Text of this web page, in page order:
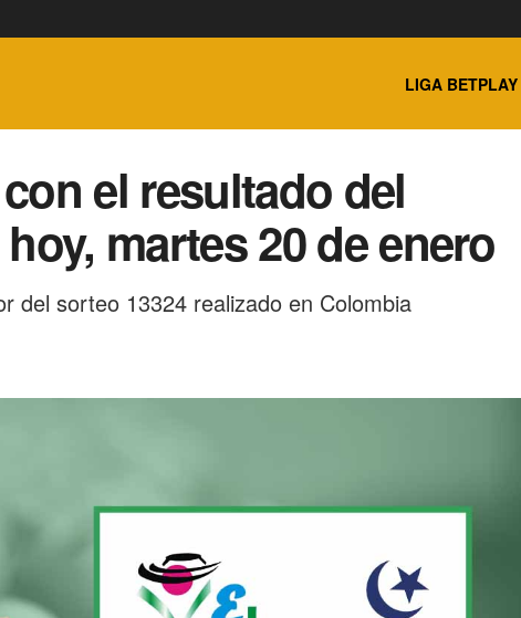
LIGA BETPLAY
el resultado del
martes 20 de enero
del sorteo 13324 realizado en Colombia